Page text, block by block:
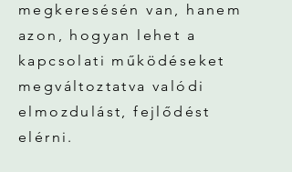
megkeresésén van, hanem
azon, hogyan lehet a
kapcsolati működéseket
megváltoztatva valódi
elmozdulást, fejlődést
elérni.